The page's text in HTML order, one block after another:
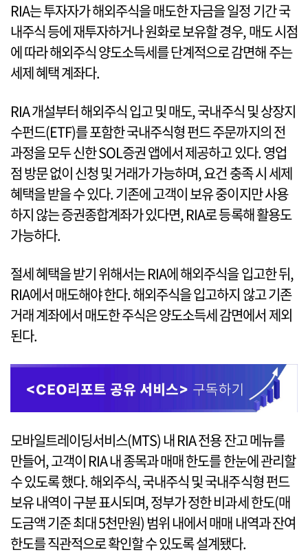
RIA는 투자자가 해외주식을 매도한 자금을 일정 기간 국
내주식 등에 재투자하거나 원화로 보유할 경우, 매도 시점
에 따라 해외주식 양도소득세를 단계적으로 감면해 주는
세제 혜택 계좌다.
RIA 개설부터 해외주식 입고 및 매도, 국내주식 및 상장지
수펀드(ETF)를 포함한 국내주식형 펀드 주문까지의 전
과정을 모두 신한 SOL증권 앱에서 제공하고 있다. 영업
점 방문 없이 신청 및 거래가 가능하며, 요건 충족 시 세제
혜택을 받을 수 있다. 기존에 고객이 보유 중이지만 사용
하지 않는 증권종합계좌가 있다면, RIA로 등록해 활용도
가능하다.
절세 혜택을 받기 위해서는 RIA에 해외주식을 입고한 뒤,
RIA에서 매도해야 한다. 해외주식을 입고하지 않고 기존
거래 계좌에서 매도한 주식은 양도소득세 감면에서 제외
된다.
모바일트레이딩서비스(MTS) 내 RIA 전용 잔고 메뉴를
만들어, 고객이 RIA 내 종목과 매매 한도를 한눈에 관리할
수 있도록 했다. 해외주식, 국내주식 및 국내주식형 펀드
보유 내역이 구분 표시되며, 정부가 정한 비과세 한도(매
도금액 기준 최대 5천만원) 범위 내에서 매매 내역과 잔여
한도를 직관적으로 확인할 수 있도록 설계됐다.